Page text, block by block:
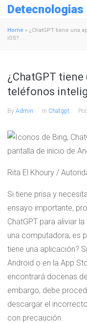
Detecnologias
Home » ¿ChatGPT tiene una
iOS?
¿ChatGPT
teléfonos
By Admin In Chatgpt
Rita El Khoury /
Si tiene prisa y
ensayo importante,
ChatGPT para aliviar
una computadora, es
tiene una aplicación?
Android o en la App
encontrará docenas
embargo, debe
descargar el
con precaución.